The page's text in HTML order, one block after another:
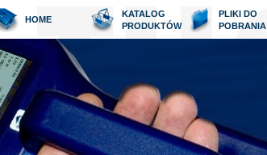
HOME
KATALOG
PRODUKTÓW
PLIKI DO
POBRANIA